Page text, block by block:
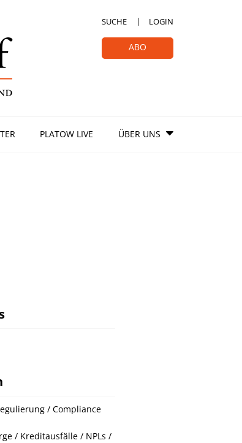
SUCHE LOGIN
ABO
PLATOW LIVE ÜBER UNS
/ Compliance
/ Kreditausfälle / NPLs /